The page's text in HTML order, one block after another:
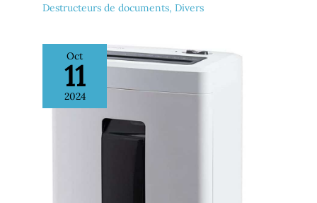
Destructeurs de documents, Divers
Oct
11
2024